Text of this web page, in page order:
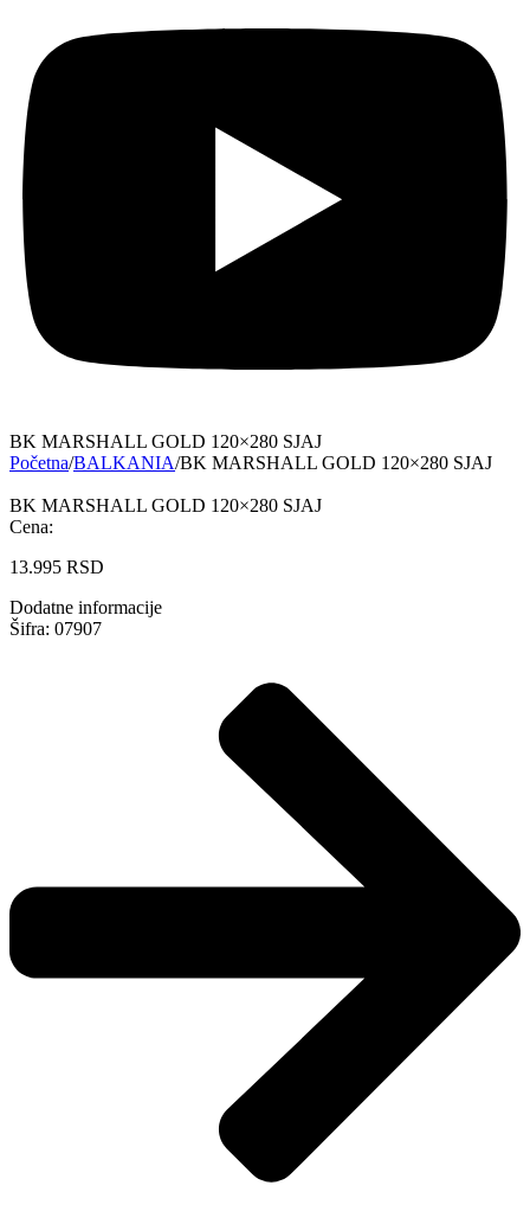
BK MARSHALL GOLD 120×280 SJAJ
Početna/BALKANIA/BK MARSHALL GOLD 120×280 SJAJ
BK MARSHALL GOLD 120×280 SJAJ
Cena:
13.995 RSD
Dodatne informacije
Šifra: 07907